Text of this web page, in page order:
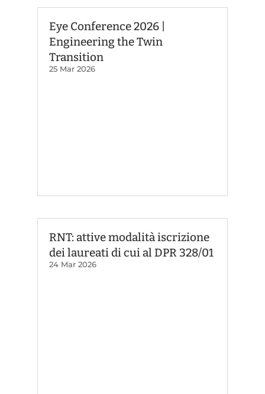
Eye Conference 2026 |
Engineering the Twin
Transition
25 Mar 2026
RNT: attive modalità iscrizione
dei laureati di cui al DPR 328/01
24 Mar 2026